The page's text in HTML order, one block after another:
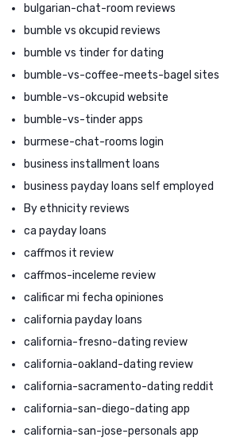
bulgarian-chat-room reviews
bumble vs okcupid reviews
bumble vs tinder for dating
bumble-vs-coffee-meets-bagel sites
bumble-vs-okcupid website
bumble-vs-tinder apps
burmese-chat-rooms login
business installment loans
business payday loans self employed
By ethnicity reviews
ca payday loans
caffmos it review
caffmos-inceleme review
calificar mi fecha opiniones
california payday loans
california-fresno-dating review
california-oakland-dating review
california-sacramento-dating reddit
california-san-diego-dating app
california-san-jose-personals app